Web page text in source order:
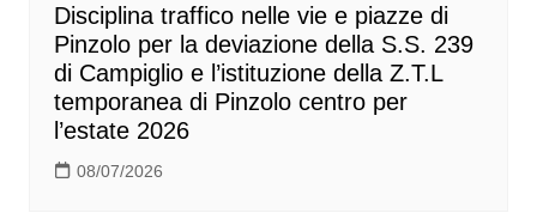
Disciplina traffico nelle vie e piazze di
Pinzolo per la deviazione della S.S. 239
di Campiglio e l’istituzione della Z.T.L
temporanea di Pinzolo centro per
l’estate 2026
08/07/2026